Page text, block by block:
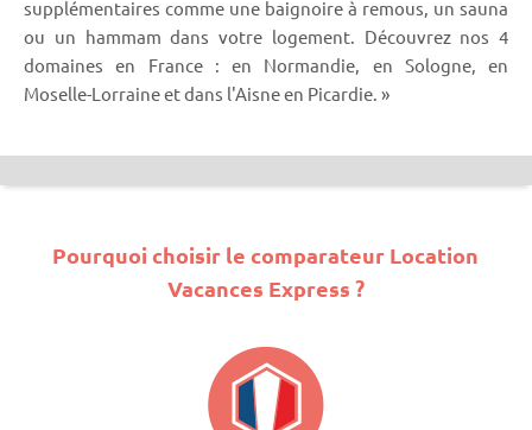
supplémentaires comme une baignoire à remous, un sauna
ou un hammam dans votre logement. Découvrez nos 4
domaines en France : en Normandie, en Sologne, en
Moselle-Lorraine et dans l'Aisne en Picardie. »
Pourquoi choisir le comparateur Location
Vacances Express ?